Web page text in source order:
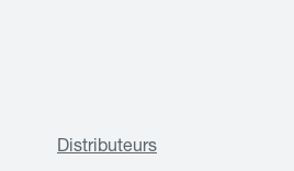
Distributeurs